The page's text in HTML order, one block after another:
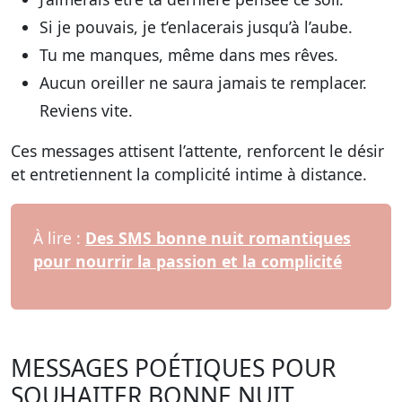
Si je pouvais, je t’enlacerais jusqu’à l’aube.
Tu me manques, même dans mes rêves.
Aucun oreiller ne saura jamais te remplacer.
Reviens vite.
Ces messages attisent l’attente, renforcent le désir
et entretiennent la complicité intime à distance.
À lire : Des SMS bonne nuit romantiques
pour nourrir la passion et la complicité
MESSAGES POÉTIQUES POUR